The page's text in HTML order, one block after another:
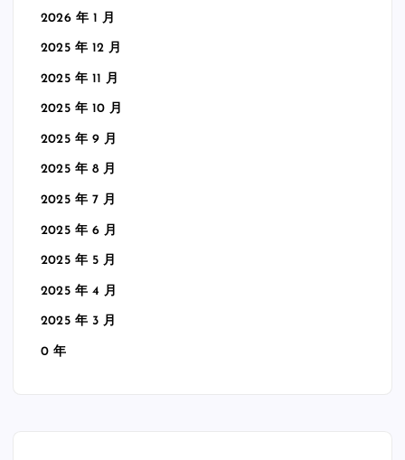
2026 年 1 月
2025 年 12 月
2025 年 11 月
2025 年 10 月
2025 年 9 月
2025 年 8 月
2025 年 7 月
2025 年 6 月
2025 年 5 月
2025 年 4 月
2025 年 3 月
0 年